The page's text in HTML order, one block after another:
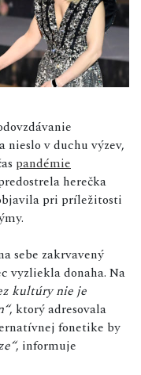
nieslo v duchu výzev,
pandémie
herečka
pri príležitosti
sebe zakrvavený
vyzliekla donaha. Na
kultúry nie je
, ktorý adresovala
fonetike by
, informuje